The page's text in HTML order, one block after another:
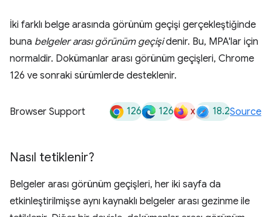
İki farklı belge arasında görünüm geçişi gerçekleştiğinde
buna belgeler arası görünüm geçişidenir. Bu, MPA'lar için
normaldir. Dokümanlar arası görünüm geçişleri, Chrome
126 ve sonraki sürümlerde desteklenir.
Browser Support 126 126 x 18.2Source
Nasıl tetiklenir?
Belgeler arası görünüm geçişleri, her iki sayfa da
etkinleştirilmişse aynı kaynaklı belgeler arası gezinme ile